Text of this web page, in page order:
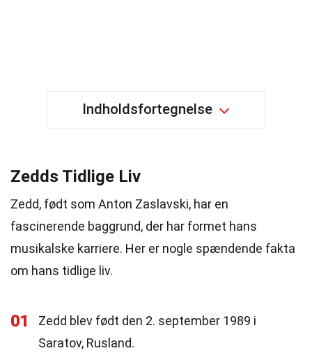
Indholdsfortegnelse
Zedds Tidlige Liv
Zedd, født som Anton Zaslavski, har en
fascinerende baggrund, der har formet hans
musikalske karriere. Her er nogle spændende fakta
om hans tidlige liv.
01
Zedd blev født den 2. september 1989 i
Saratov, Rusland.